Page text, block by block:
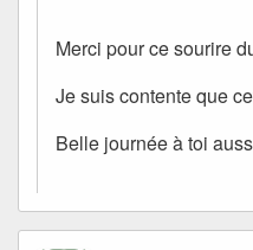
Merci pour ce sourire
Je suis contente que
Belle journée à toi